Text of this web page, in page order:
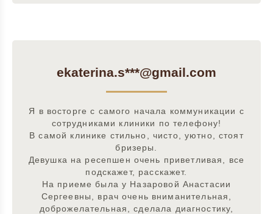
ekaterina.s***@gmail.com
Я в восторге с самого начала коммуникации с
сотрудниками клиники по телефону!
В самой клинике стильно, чисто, уютно, стоят
бризеры.
Девушка на ресепшен очень приветливая, все
подскажет, расскажет.
На приеме была у Назаровой Анастасии
Сергеевны, врач очень вниманительная,
доброжелательная, сделала диагностику,